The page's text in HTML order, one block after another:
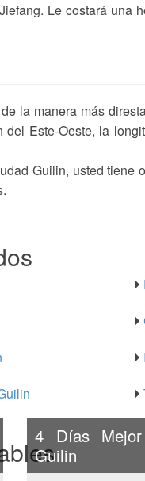
Le costará una
la manera más
Este-Oeste, la
Guilin, usted tiene
4 Días
Guilin